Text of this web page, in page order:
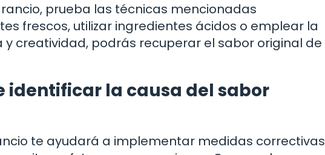
prueba las técnicas mencionadas
frescos, utilizar ingredientes ácidos o emplear la
y creatividad, podrás recuperar el sabor original de
identificar la causa del sabor
te ayudará a implementar medidas correctivas